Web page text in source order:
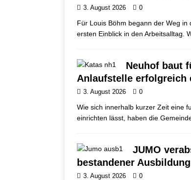
3. August 2026 0
Für Louis Böhm begann der Weg
ersten Einblick in den Arbeitsalltag.
Neuhof baut
Anlaufstelle erfolgreich
3. August 2026 0
Wie sich innerhalb kurzer Zeit eine
einrichten lässt, haben die
JUMO
bestandener
3. August 2026 0